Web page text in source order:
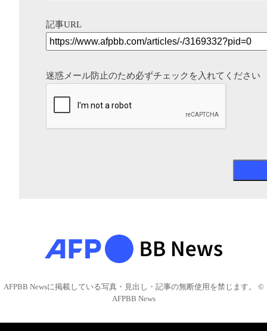
記事URL
迷惑メール防止のため必ずチェックを入れてください
AFPBB Newsに掲載している写真・見出し・記事の無断使用を禁じます。 ©
AFPBB News